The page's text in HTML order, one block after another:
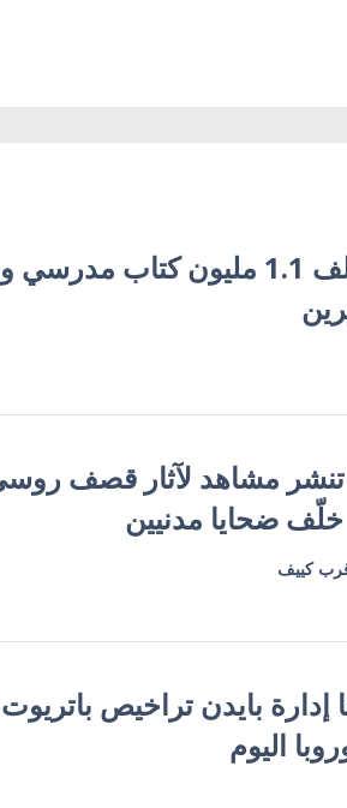
القصف الروسي يتلف 1.1 مليون كتاب
تنشر مشاهد لآثار قصف
ضحايا مدنيين
كييف
إدارة بايدن تراخيص باتريوت
اليوم